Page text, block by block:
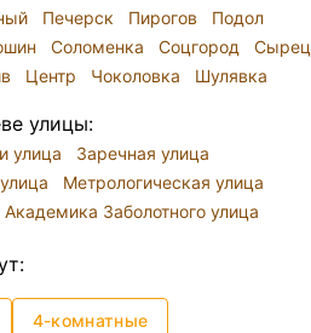
Печерск Пирогов
Подол
Соломенка Соцгород
Сырец
Центр Чоколовка Шулявка
улицы:
улица
Заречная улица
Метрологическая улица
Академика Заболотного улица
4-комнатные